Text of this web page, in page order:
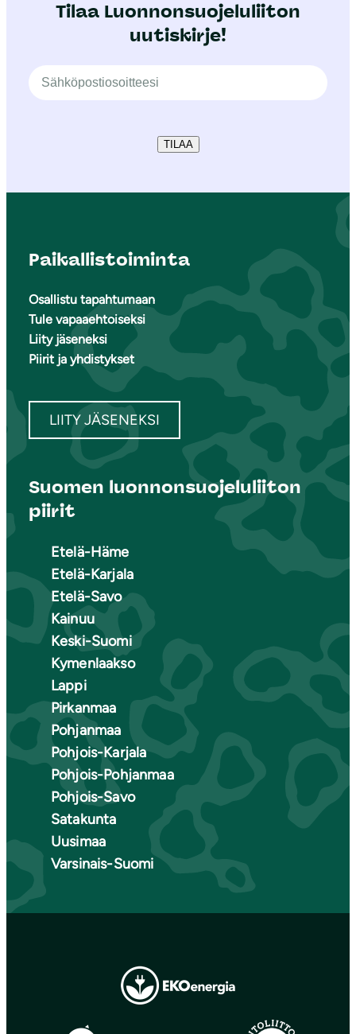
Tilaa Luonnonsuojeluliiton
uutiskirje!
TILAA
Paikallistoiminta
Osallistu tapahtumaan
Tule vapaaehtoiseksi
Liity jäseneksi
Piirit ja yhdistykset
LIITY JÄSENEKSI
Suomen luonnonsuojeluliiton
piirit
Etelä-Häme
Etelä-Karjala
Etelä-Savo
Kainuu
Keski-Suomi
Kymenlaakso
Lappi
Pirkanmaa
Pohjanmaa
Pohjois-Karjala
Pohjois-Pohjanmaa
Pohjois-Savo
Satakunta
Uusimaa
Varsinais-Suomi